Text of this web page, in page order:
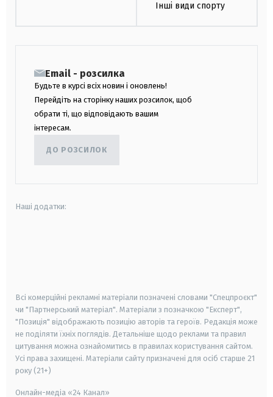
Інші види спорту
Email - розсилка
Будьте в курсі всіх новин і оновлень!
Перейдіть на сторінку наших розсилок, щоб
обрати ті, що відповідають вашим
інтересам.
ДО РОЗСИЛОК
Наші додатки:
Всі комерційні рекламні матеріали позначені словами "Спецпроєкт"
чи "Партнерський матеріал". Матеріали з позначкою "Експерт",
"Позиція" відображають позицію авторів та героїв. Редакція може
не поділяти їхніх поглядів. Детальніше щодо реклами та правил
цитування можна ознайомитись в правилах користування сайтом.
Усі права захищені. Матеріали сайту призначені для осіб старше 21
року (21+)
Онлайн-медіа «24 Канал»